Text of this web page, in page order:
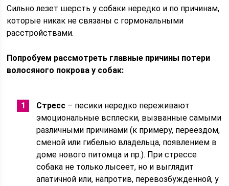
Сильно лезет шерсть у собаки нередко и по причинам,
которые никак не связаны с гормональными
расстройствами.
Попробуем рассмотреть главные причины потери
волосяного покрова у собак:
Стресс – песики нередко переживают
эмоциональные всплески, вызванные самыми
различными причинами (к примеру, переездом,
сменой или гибелью владельца, появлением в
доме нового питомца и пр.). При стрессе
собака не только лысеет, но и выглядит
апатичной или, напротив, перевозбужденной, у